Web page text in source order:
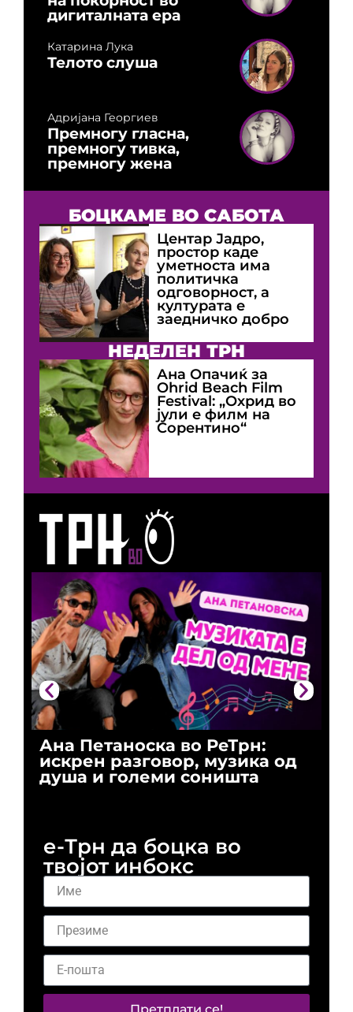
Ана Петаноска во РеТрн:
искрен разговор, музика од
душа и големи соништа
дигиталната ера
Катарина Лука
Телото слуша
Адријана Георгиев
Премногу гласна,
премногу тивка,
премногу жена
БОЦКАМЕ ВО САБОТА
Центар Јадро,
простор каде
уметноста има
политичка
одговорност, а
културата е
заедничко добро
НЕДЕЛЕН ТРН
Ана Опачиќ за
Оhrid Beach Film
Festival: „Охрид во
јули е филм на
Сорентино“
е-Трн да боцка во
твојот инбокс